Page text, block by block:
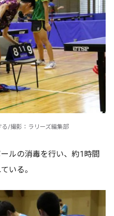
る/撮影：ラリーズ編集部
ルの消毒を行い、約1時間
いる。